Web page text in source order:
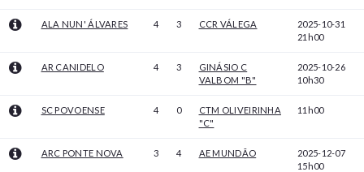
ALA NUN' ÁLVARES 4 3 CCR VÁLEGA
2025-10-31
21h00
AR CANIDELO 4 3
GINÁSIO C
VALBOM "B"
2025-10-26
10h30
SC POVOENSE 4 0
CTM OLIVEIRINHA
"C"
11h00
ARC PONTE NOVA 3 4 AE MUNDÃO
2025-12-07
15h00